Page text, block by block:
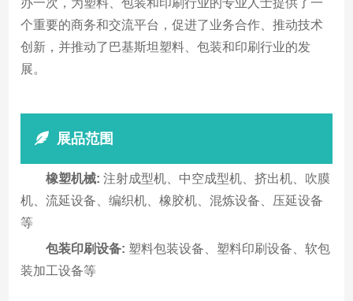
个重要的商务和交流平台，促进了业务合作、推动技术
创新，并推动了巴基斯坦塑料、包装和印刷行业的发
展。
展品范围
橡塑机械: 注射成型机、中空成型机、挤出机、吹膜
机、流延设备、编织机、橡胶机、混炼设备、压延设备
等
包装印刷设备: 塑料包装设备、塑料印刷设备、软包
装加工设备等